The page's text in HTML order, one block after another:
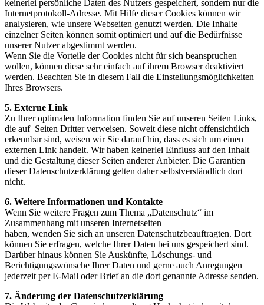
keinerlei persönliche Daten des Nutzers gespeichert, sondern nur die
Internetprotokoll-Adresse. Mit Hilfe dieser Cookies können wir
analysieren, wie unsere Webseiten genutzt werden. Die Inhalte
einzelner Seiten können somit optimiert und auf die Bedürfnisse
unserer Nutzer abgestimmt werden.
Wenn Sie die Vorteile der Cookies nicht für sich beanspruchen
wollen, können diese sehr einfach auf ihrem Browser deaktiviert
werden. Beachten Sie in diesem Fall die Einstellungsmöglichkeiten
Ihres Browsers.
5. Externe Link
Zu Ihrer optimalen Information finden Sie auf unseren Seiten Links,
die auf Seiten Dritter verweisen. Soweit diese nicht offensichtlich
erkennbar sind, weisen wir Sie darauf hin, dass es sich um einen
externen Link handelt. Wir haben keinerlei Einfluss auf den Inhalt
und die Gestaltung dieser Seiten anderer Anbieter. Die Garantien
dieser Datenschutzerklärung gelten daher selbstverständlich dort
nicht.
6. Weitere Informationen und Kontakte
Wenn Sie weitere Fragen zum Thema „Datenschutz“ im
Zusammenhang mit unseren Internetseiten
haben, wenden Sie sich an unseren Datenschutzbeauftragten. Dort
können Sie erfragen, welche Ihrer Daten bei uns gespeichert sind.
Darüber hinaus können Sie Auskünfte, Löschungs- und
Berichtigungswünsche Ihrer Daten und gerne auch Anregungen
jederzeit per E-Mail oder Brief an die dort genannte Adresse senden.
7. Änderung der Datenschutzerklärung